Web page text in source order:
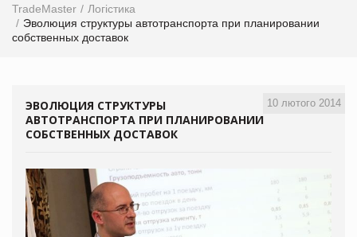
TradeMaster
Логістика
Эволюция структуры автотранспорта при планировании
собственных доставок
10 лютого 2014
ЭВОЛЮЦИЯ СТРУКТУРЫ
АВТОТРАНСПОРТА ПРИ ПЛАНИРОВАНИИ
СОБСТВЕННЫХ ДОСТАВОК